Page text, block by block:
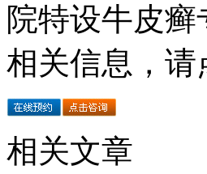
院特设牛皮
相关信息，请
相关文章